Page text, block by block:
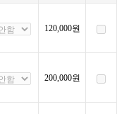
120,000원
200,000원